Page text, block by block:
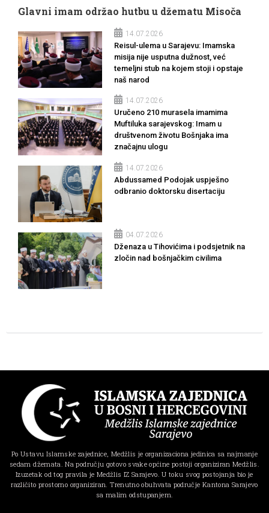
Glavni imam održao hutbu u džematu Misoča
14.07.2026
Reisul-ulema u Sarajevu: Imamska
misija nije usputna dužnost, već
temeljni stub na kojem stoji i opstaje
naš narod
14.07.2026
Uručeno 210 murasela imamima
Muftiluka sarajevskog: Imam u
društvenom životu Bošnjaka ima
značajnu ulogu
14.07.2026
Abdussamed Podojak uspješno
odbranio doktorsku disertaciju
04.07.2026
Dženaza u Tihovićima i podsjetnik na
zločin nad bošnjačkim civilima
Po Ustavu Islamske zajednice, Medžlis je organizaciona jedinica sa najmanje
sedam džemata. Na području gotovo svake općine postoji organiziran Medžlis.
Izuzetak od tog pravila je Medžlis IZ Sarajevo. U toku svog postojanja bio je
različito prostorno organiziran. Trenutno obuhvata područje Kantona Sarajevo
sa malim odstupanjem.